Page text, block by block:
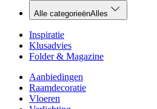
Alle categorieënAlles
Inspiratie
Klusadvies
Folder & Magazine
Aanbiedingen
Raamdecoratie
Vloeren